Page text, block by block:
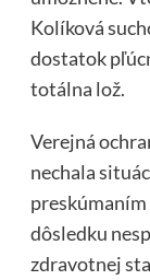
Kolíková
dostatok
totálna lož.
Verejná
nechala
preskúmaním
dôsledku
zdravotnej